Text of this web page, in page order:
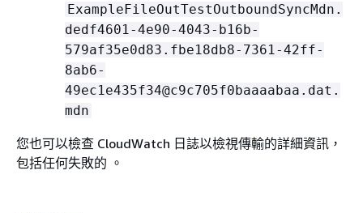
ExampleFileOutTestOutboundSyncMdn.
dedf4601-4e90-4043-b16b-
579af35e0d83.fbe18db8-7361-42ff-
8ab6-
49ec1e435f34@c9c705f0baaaabaa.dat.
mdn
您也可以檢查 CloudWatch 日誌以檢視傳輸的詳細資訊，
包括任何失敗的 。